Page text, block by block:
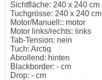
Sichtfläche: 240 x 240 cm
Tuchgrösse: 240 x 240 cm
Motor/Manuell:: motor
Motor links/rechts: links
Tab-Tension: nein
Tuch: Arctiq
Abrollend: hinten
Blackborder: - cm
Drop: - cm